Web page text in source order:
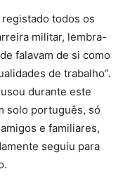
todos os
militar, lembra-
falavam de si como
de trabalho”.
durante este
solo português, só
e familiares,
seguiu para